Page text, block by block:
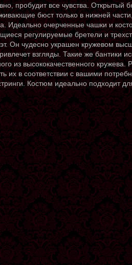
пробудит все чувства. Открытый
бюст только в нижней
Идеально очерченные чашки и
регулируемые бретели и
Он чудесно украшен кружевом
взгляды. Такие же бантики
из высококачественного кружева.
их в соответствии с вашими
Костюм идеально подходит